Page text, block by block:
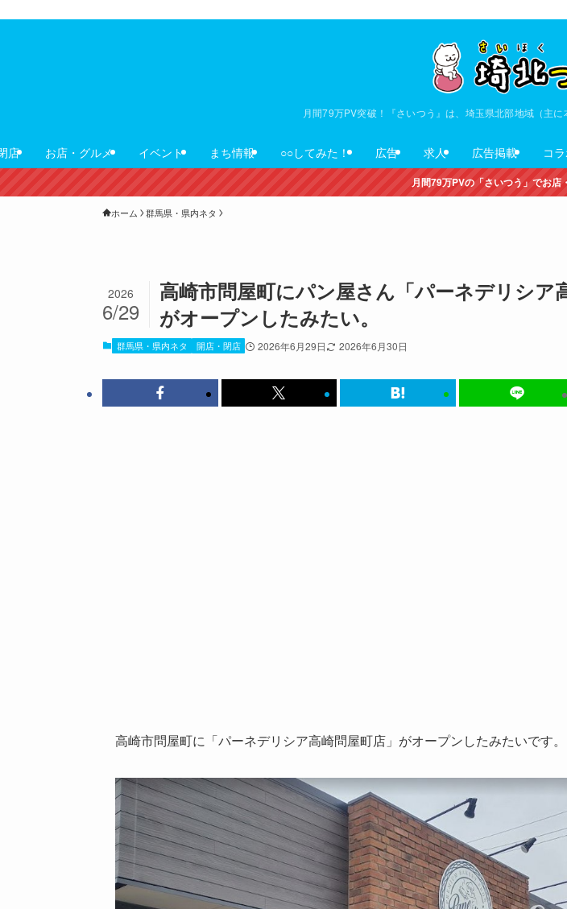
月間79万PV突破！『さいつう』は、埼玉県北部地域（主
店 お店・グルメ イベント まち情報 ○○してみた！ 広告 求人 広告掲載 コ
月間79万PVの「さいつう」でお店
ホーム 群馬県・県内ネタ
高崎市問屋町にパン屋さん「パーネデリシア
がオープンしたみたい。
2026
6/29
群馬県・県内ネタ 開店・閉店 2026年6月29日 2026年6月30日
高崎市問屋町に「パーネデリシア高崎問屋町店」がオープンしたみたいです。